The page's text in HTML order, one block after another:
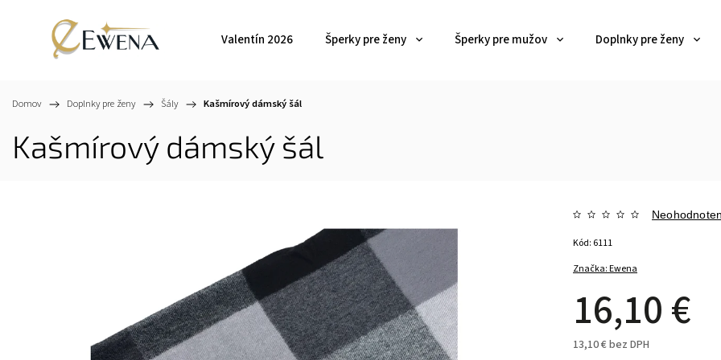
Valentín 2026 Šperky pre ženy Šperky pre mužov Doplnky pre ženy
Domov / Doplnky pre ženy / Šály / Kašmírový dámský šál
Kašmírový dámský šál
Značka:Ewena
16,10 €
13,10 € bez DPH
Kód: 6111